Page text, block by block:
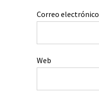
Correo electrónico
Web